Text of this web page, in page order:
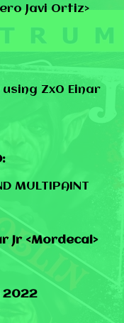
Javi Ortiz>
using Zx0 Einar
MULTIPAINT
Jr <Mordecai>
2022